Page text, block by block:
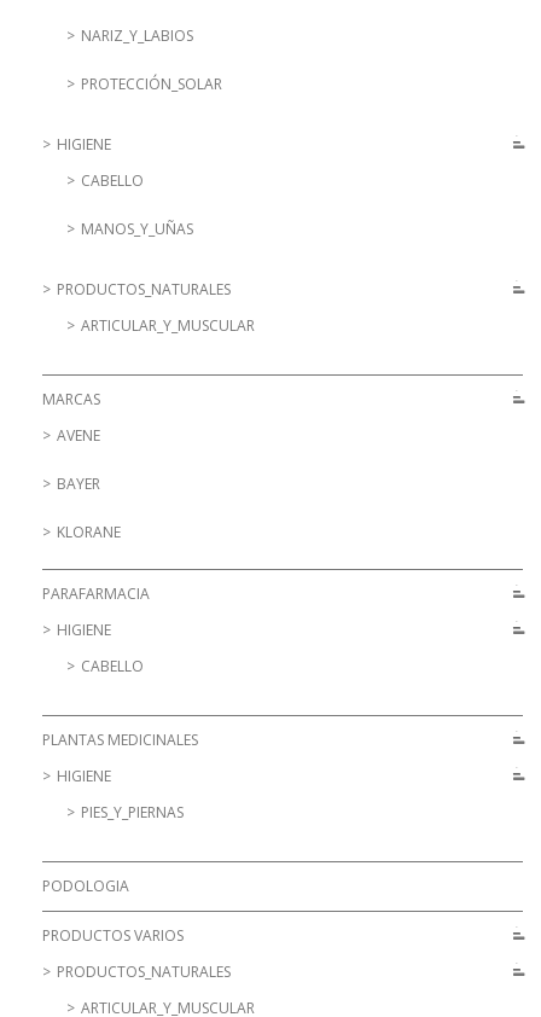
NARIZ_Y_LABIOS
PROTECCIÓN_SOLAR
HIGIENE
CABELLO
MANOS_Y_UÑAS
PRODUCTOS_NATURALES
ARTICULAR_Y_MUSCULAR
MARCAS
AVENE
BAYER
KLORANE
PARAFARMACIA
HIGIENE
CABELLO
PLANTAS MEDICINALES
HIGIENE
PIES_Y_PIERNAS
PODOLOGIA
PRODUCTOS VARIOS
PRODUCTOS_NATURALES
ARTICULAR_Y_MUSCULAR